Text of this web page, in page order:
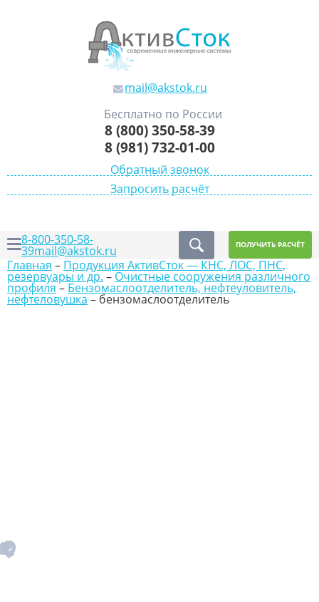
mail@akstok.ru
Бесплатно по России
8 (800) 350-58-39
8 (981) 732-01-00
Обратный звонок
Запросить расчёт
8-800-350-58-
39mail@akstok.ru ПОЛУЧИТЬ РАСЧЁТ
Главная – Продукция АктивСток — КНС, ЛОС, ПНС,
резервуары и др. – Очистные сооружения различного
профиля – Бензомаслоотделитель, нефтеуловитель,
нефтеловушка – бензомаслоотделитель